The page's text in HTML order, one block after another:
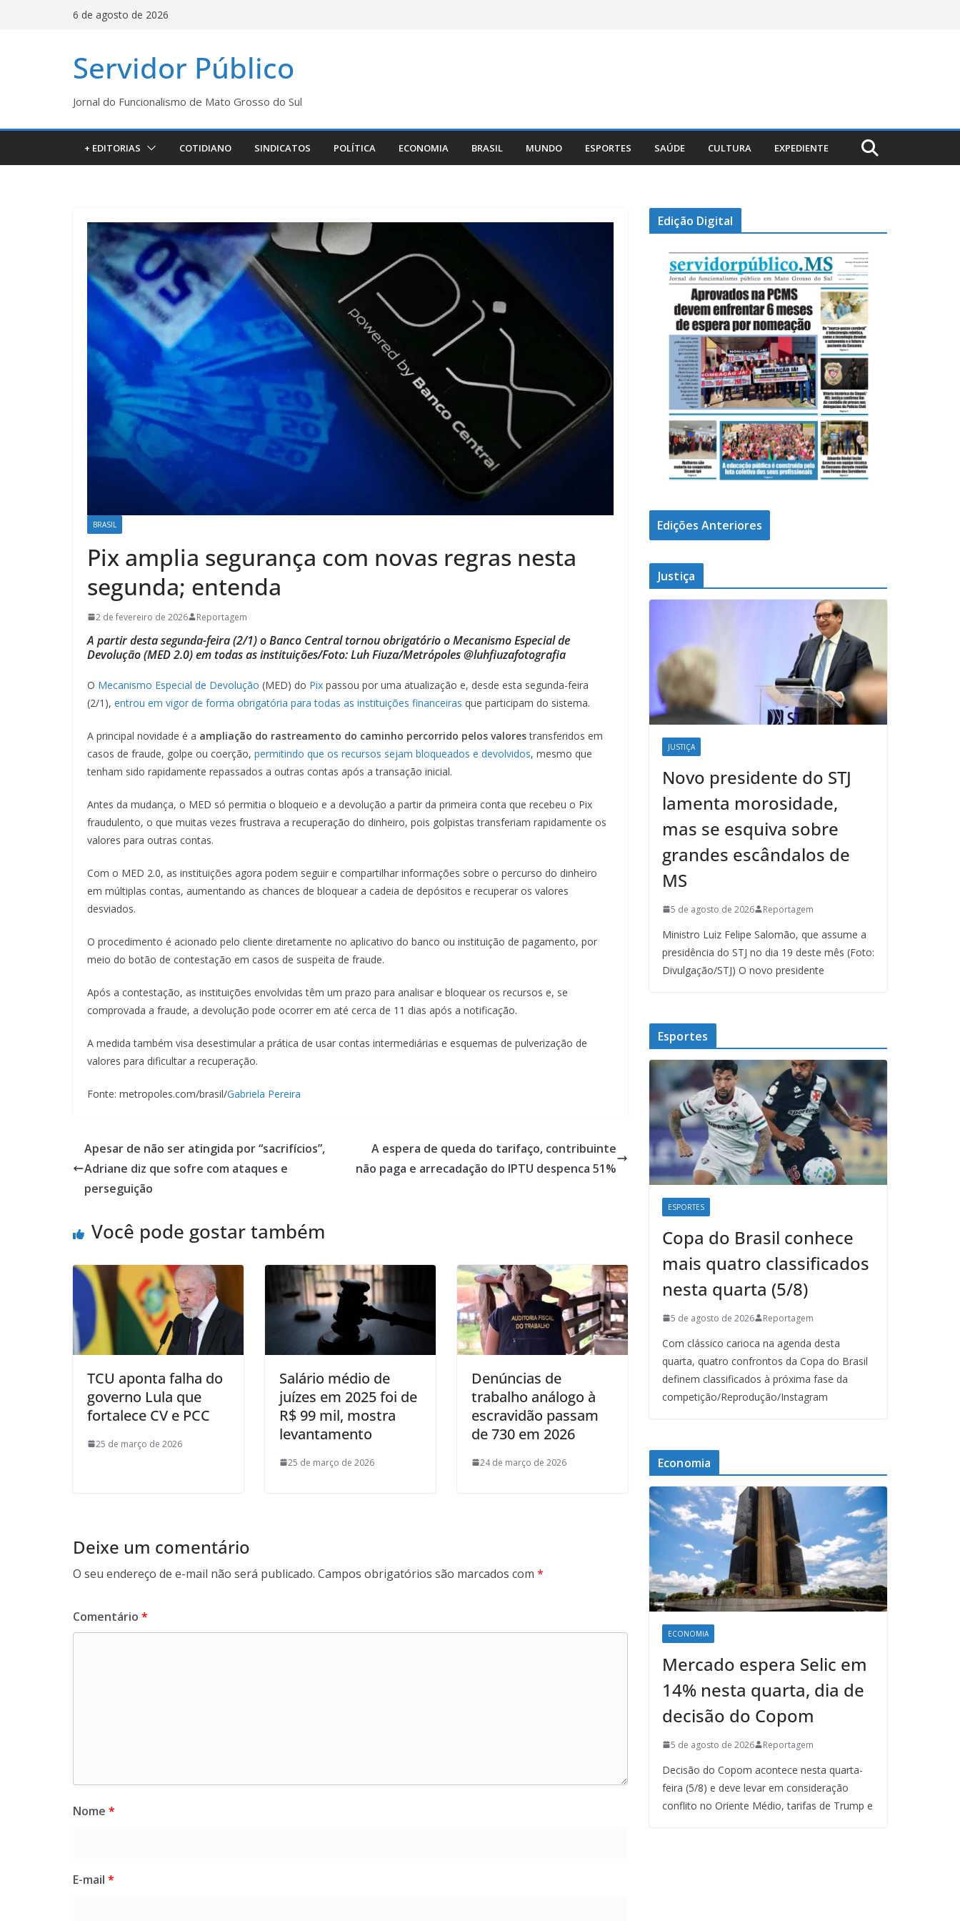
6 de agosto de 2026
Servidor Público
Jornal do Funcionalismo de Mato Grosso do Sul
+ EDITORIAS COTIDIANO SINDICATOS POLÍTICA ECONOMIA BRASIL MUNDO ESPORTES SAÚDE CULTURA EXPEDIENTE
BRASIL
Pix amplia segurança com novas regras nesta
segunda; entenda
2 de fevereiro de 2026 Reportagem
A partir desta segunda-feira (2/1) o Banco Central tornou obrigatório o Mecanismo Especial de
Devolução (MED 2.0) em todas as instituições/Foto: Luh Fiuza/Metrópoles @luhfiuzafotografia
O Mecanismo Especial de Devolução (MED) do Pix passou por uma atualização e, desde esta segunda-feira
(2/1), entrou em vigor de forma obrigatória para todas as instituições financeiras que participam do sistema.
A principal novidade é a ampliação do rastreamento do caminho percorrido pelos valorestransferidos em
casos de fraude, golpe ou coerção, permitindo que os recursos sejam bloqueados e devolvidos, mesmo que
tenham sido rapidamente repassados a outras contas após a transação inicial.
Antes da mudança, o MED só permitia o bloqueio e a devolução a partir da primeira conta que recebeu o Pix
fraudulento, o que muitas vezes frustrava a recuperação do dinheiro, pois golpistas transferiam rapidamente os
valores para outras contas.
Com o MED 2.0, as instituições agora podem seguir e compartilhar informações sobre o percurso do dinheiro
em múltiplas contas, aumentando as chances de bloquear a cadeia de depósitos e recuperar os valores
desviados.
O procedimento é acionado pelo cliente diretamente no aplicativo do banco ou instituição de pagamento, por
meio do botão de contestação em casos de suspeita de fraude.
Após a contestação, as instituições envolvidas têm um prazo para analisar e bloquear os recursos e, se
comprovada a fraude, a devolução pode ocorrer em até cerca de 11 dias após a notificação.
A medida também visa desestimular a prática de usar contas intermediárias e esquemas de pulverização de
valores para dificultar a recuperação.
Fonte: metropoles.com/brasil/Gabriela Pereira
Apesar de não ser atingida por “sacrifícios”,
Adriane diz que sofre com ataques e
perseguição
A espera de queda do tarifaço, contribuinte
não paga e arrecadação do IPTU despenca 51%
Você pode gostar também
TCU aponta falha do
governo Lula que
fortalece CV e PCC
25 de março de 2026
Salário médio de
juízes em 2025 foi de
R$ 99 mil, mostra
levantamento
25 de março de 2026
Denúncias de
trabalho análogo à
escravidão passam
de 730 em 2026
24 de março de 2026
Deixe um comentário
O seu endereço de e-mail não será publicado. Campos obrigatórios são marcados com *
Comentário *
Nome *
E-mail *
Edição Digital
Edições Anteriores
Justiça
JUSTIÇA
Novo presidente do STJ
lamenta morosidade,
mas se esquiva sobre
grandes escândalos de
MS
5 de agosto de 2026 Reportagem
Ministro Luiz Felipe Salomão, que assume a
presidência do STJ no dia 19 deste mês (Foto:
Divulgação/STJ) O novo presidente
Esportes
ESPORTES
Copa do Brasil conhece
mais quatro classificados
nesta quarta (5/8)
5 de agosto de 2026 Reportagem
Com clássico carioca na agenda desta
quarta, quatro confrontos da Copa do Brasil
definem classificados à próxima fase da
competição/Reprodução/Instagram
Economia
ECONOMIA
Mercado espera Selic em
14% nesta quarta, dia de
decisão do Copom
5 de agosto de 2026 Reportagem
Decisão do Copom acontece nesta quarta-
feira (5/8) e deve levar em consideração
conflito no Oriente Médio, tarifas de Trump e